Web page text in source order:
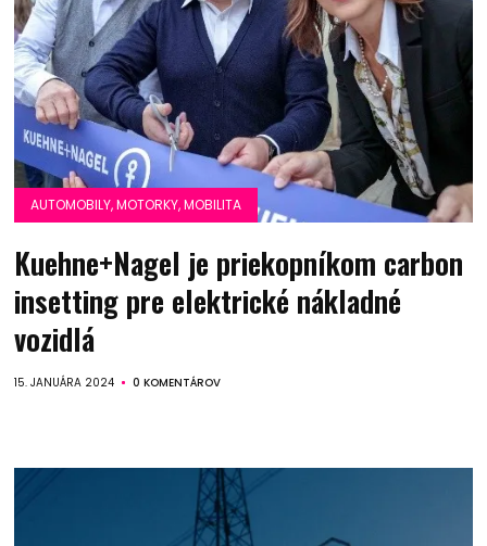
AUTOMOBILY, MOTORKY, MOBILITA
Kuehne+Nagel je priekopníkom carbon
insetting pre elektrické nákladné
vozidlá
15. JANUÁRA 2024 0 KOMENTÁROV